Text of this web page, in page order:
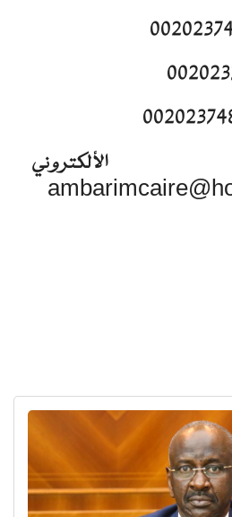
الألكتروني